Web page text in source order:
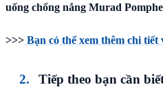
uống chống nắng Murad
>>> Bạn có thể xem thêm chi tiết
Tiếp theo bạn cần